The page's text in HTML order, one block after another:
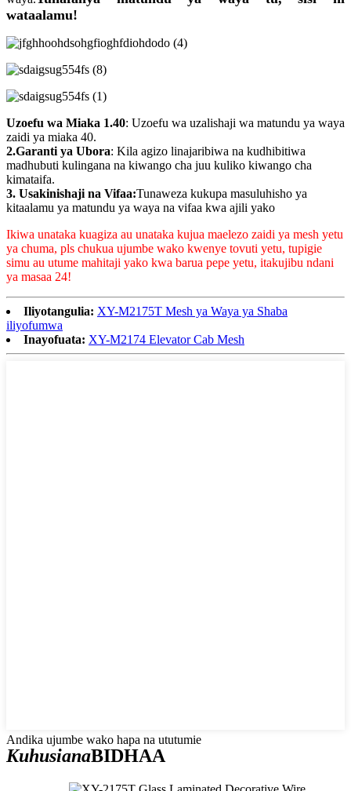
wataalamu!
Uzoefu wa Miaka 1.40: Uzoefu wa uzalishaji wa matundu ya waya
zaidi ya miaka 40.
2.Garanti ya Ubora: Kila agizo linajaribiwa na kudhibitiwa
madhubuti kulingana na kiwango cha juu kuliko kiwango cha
kimataifa.
3. Usakinishaji na Vifaa:Tunaweza kukupa masuluhisho ya
kitaalamu ya matundu ya waya na vifaa kwa ajili yako
Ikiwa unataka kuagiza au unataka kujua maelezo zaidi ya mesh yetu
ya chuma, pls chukua ujumbe wako kwenye tovuti yetu, tupigie
simu au utume mahitaji yako kwa barua pepe yetu, itakujibu ndani
ya masaa 24!
Iliyotangulia: XY-M2175T Mesh ya Waya ya Shaba
iliyofumwa
Inayofuata: XY-M2174 Elevator Cab Mesh
Andika ujumbe wako hapa na ututumie
KuhusianaBIDHAA